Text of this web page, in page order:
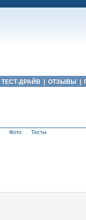
ТЕСТ-ДРАЙВ ОТЗЫВЫ
Фото Тесты